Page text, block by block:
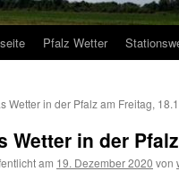
Pfalz Wetter
Wetter in der Pfalz am Freitag,
Wetter in der
am 19. Dezember 2020 von